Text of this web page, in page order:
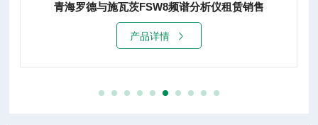
青海罗德与施瓦茨FSW8频谱分析仪租赁销售
产品详情